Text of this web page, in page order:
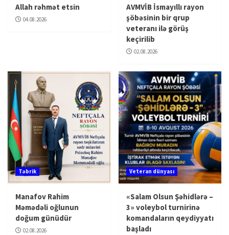
Allah rəhmət etsin
04.08.2026
AVMVİB İsmayıllı rayon
şöbəsinin bir qrup
veteranı ilə görüş
keçirilib
02.08.2026
Təbrik
Manafov Rahim
Məmədəli oğlunun
doğum günüdür
02.08.2026
Veteran dünyası
«Salam Olsun Şəhidlərə –
3» voleybol turnirinə
komandaların qeydiyyatı
başladı